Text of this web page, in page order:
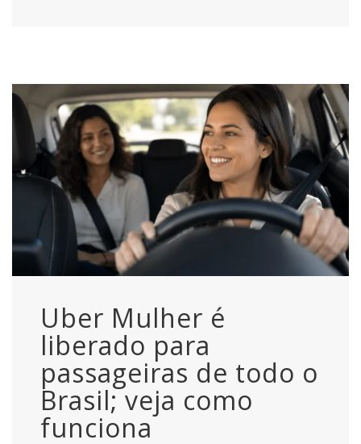
Uber Mulher é
liberado para
passageiras de todo o
Brasil; veja como
funciona